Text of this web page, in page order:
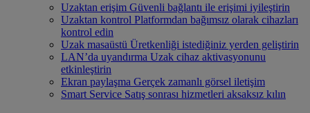
Uzaktan erişim Güvenli bağlantı ile erişimi iyileştirin
Uzaktan kontrol Platformdan bağımsız olarak cihazları
kontrol edin
Uzak masaüstü Üretkenliği istediğiniz yerden geliştirin
LAN’da uyandırma Uzak cihaz aktivasyonunu
etkinleştirin
Ekran paylaşma Gerçek zamanlı görsel iletişim
Smart Service Satış sonrası hizmetleri aksaksız kılın